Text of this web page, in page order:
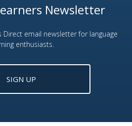
Newsletter
Direct email newsletter for language
enthusiasts.
SIGN UP